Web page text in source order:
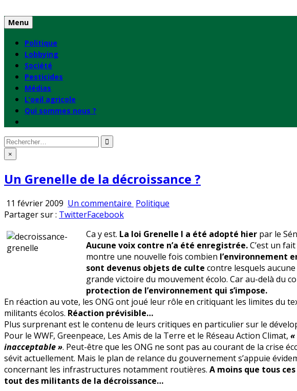
to
content
Menu
Politique
Lobbying
Société
Pesticides
Médias
L’oeil agricole
Qui sommes nous ?
Rechercher
: ×
Un Grenelle de la décroissance ?
11 février 2009 Un commentaire sur
de
la
décroissance
?
Publié
Politique
Partager sur : TwitterFacebook
Ca y est. La loi Grenelle I a été adopté hier par le
Aucune voix contre n’a été enregistrée.C’est un
montre une nouvelle fois combien l’environnement
sont devenus objets de culte contre lesquels
grande victoire du mouvement écolo. Car au-delà du
protection de l’environnement qui s’impose.
En réaction au vote, les ONG ont joué leur rôle en critiquant les limites du
militants écolos. Réaction prévisible…
Plus surprenant est le contenu de leurs critiques en particulier sur le
Pour le WWF, Greenpeace, Les Amis de la Terre et le Réseau Action Climat,
inacceptable ». Peut-être que les ONG ne sont pas au courant de la crise
sévit actuellement. Mais le plan de relance du gouvernement s’appuie
concernant les infrastructures notamment routières. A moins que tous
tout des militants de la décroissance…